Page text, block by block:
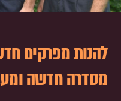
להנות מפרקים
מסדרה חדשה